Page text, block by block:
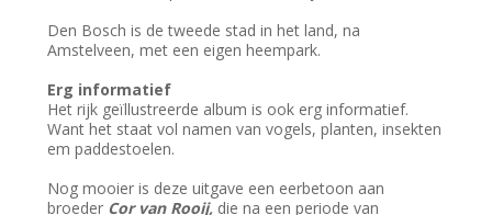
Den Bosch is de tweede stad in het land, na
Amstelveen, met een eigen heempark.
Erg informatief
Het rijk geïllustreerde album is ook erg informatief.
Want het staat vol namen van vogels, planten, insekten
em paddestoelen.
Nog mooier is deze uitgave een eerbetoon aan
broeder Cor van Rooij, die na een periode van